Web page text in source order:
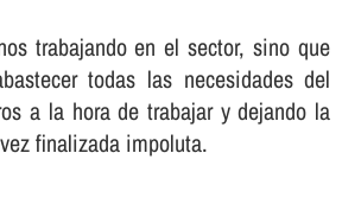
trabajando en el sector, sino que
todas las necesidades del
a la hora de trabajar y dejando la
finalizada impoluta.